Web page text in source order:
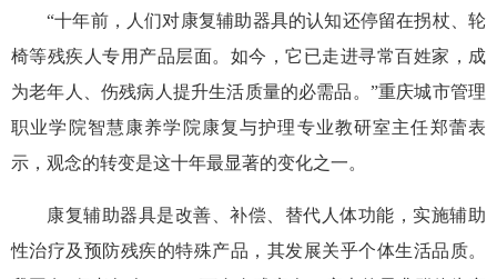
“十年前，人们对康复辅助器具的认知还停留在拐杖、轮
椅等残疾人专用产品层面。如今，它已走进寻常百姓家，成
为老年人、伤残病人提升生活质量的必需品。”重庆城市管理
职业学院智慧康养学院康复与护理专业教研室主任郑蕾表
示，观念的转变是这十年最显著的变化之一。
康复辅助器具是改善、补偿、替代人体功能，实施辅助
性治疗及预防残疾的特殊产品，其发展关乎个体生活品质。